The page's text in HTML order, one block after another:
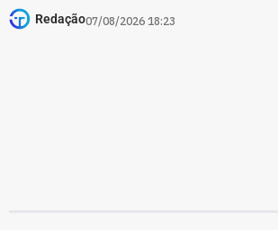
Redação07/08/2026 18:23